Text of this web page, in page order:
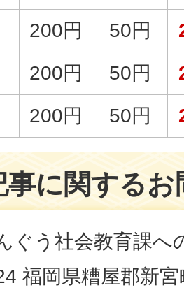
200円 50円
200円 50円
200円 50円
事に関する
ぐう社会教育課へ
福岡県糟屋郡新